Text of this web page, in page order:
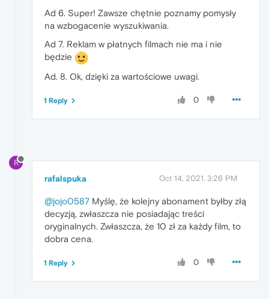
Ad 6. Super! Zawsze chętnie poznamy pomysły
na wzbogacenie wyszukiwania.
Ad 7. Reklam w płatnych filmach nie ma i nie
będzie
Ad. 8. Ok, dzięki za wartościowe uwagi.
0
1 Reply
R
rafalspuka Oct 14, 2021, 3:26 PM
@jojo0587 Myślę, że kolejny abonament byłby złą
decyzją, zwłaszcza nie posiadając treści
oryginalnych. Zwłaszcza, że 10 zł za każdy film, to
dobra cena.
0
1 Reply